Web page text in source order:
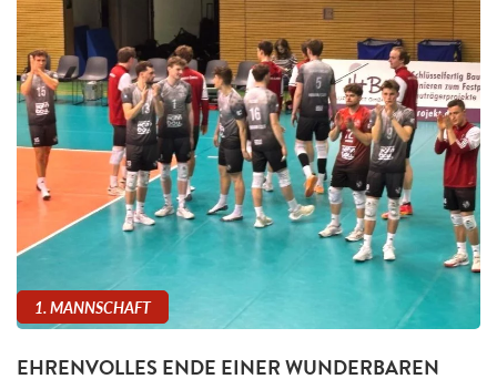
1. MANNSCHAFT
EHRENVOLLES ENDE EINER WUNDERBAREN